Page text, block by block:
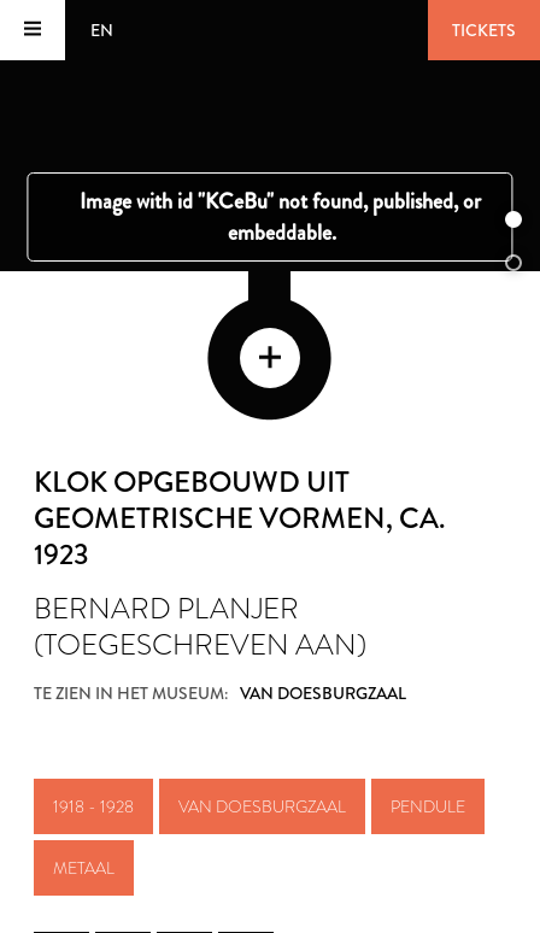
EN TICKETS
KLOK OPGEBOUWD UIT
GEOMETRISCHE VORMEN, CA.
1923
BERNARD PLANJER
(TOEGESCHREVEN AAN)
TE ZIEN IN HET MUSEUM: VAN DOESBURGZAAL
1918 - 1928 VAN DOESBURGZAAL PENDULE
METAAL